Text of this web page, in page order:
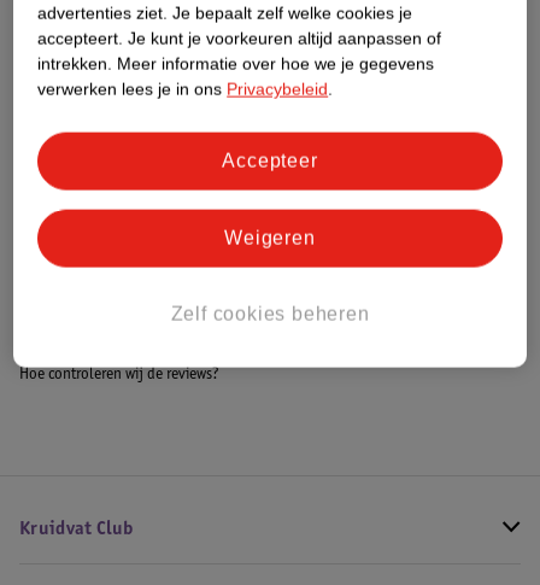
Dit product heeft (nog) geen Nature
Impact Score.
Meer informatie
Bestel & Bezorginformatie
Bekijk ook
Hoe controleren wij de reviews?
Kruidvat Club
advertenties ziet. Je bepaalt zelf welke cookies je
accepteert. Je kunt je voorkeuren altijd aanpassen of
intrekken. Meer informatie over hoe we je gegevens
verwerken lees je in ons Privacybeleid.
Zelf cookies beheren
Weigeren
Accepteer